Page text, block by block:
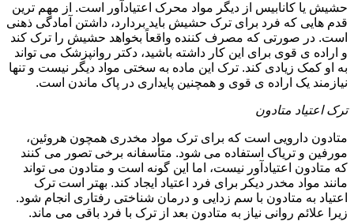
حشیش یا کانابیس از دیگر مواد محرک اعتیادآور است. از مهم ترین
قدم هایی که فرد برای ترک حشیش باید بردارد، داشتن آمادگی ذهنی
است. در صورتی که مصرف کننده واقعاً بخواهد حشیش را ترک کند
و اراده ی قوی برای این کار داشته باشید، دکتر روانپزشک می تواند
به او کمک زیادی کند. ترک این ماده به سختی مواد دیگر نیست و تنها
نیازمند یک اراده ی قوی و همچنین پایداری در پاک ماندن است.
ترک اعتیاد متادون
متادون دارویی است که برای ترک مواد مخدری همچون هروئین،
مورفین و تریاک استفاده می شود. متأسفانه برخی تصور می کنند
که متادون اعتیادآور نیست، اما این گونه است و متادون می تواند
مانند مواد مخدر دیکر برای فرد اعتیاد ایجاد کند. بهتر است ترک
اعتیاد به متادون با سم زدایی و درمان شناختی رفتاری انجام شود.
زیرا علائم روانی نیاز به متادون بعد از ترک با فرد باقی می ماند.